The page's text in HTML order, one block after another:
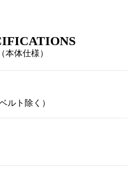
（本体仕様）
ルト除く）